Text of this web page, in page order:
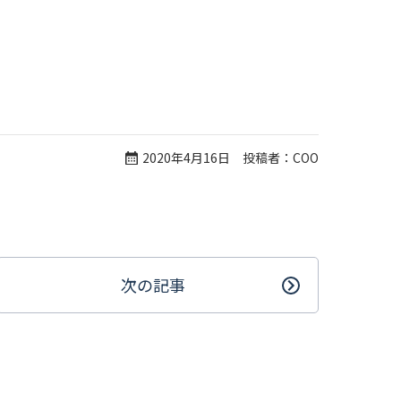
2020年4月16日 投稿者：COO
次の記事